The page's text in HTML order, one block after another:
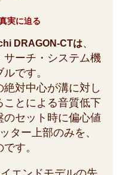
実に迫る
DRAGON-CTは、
サーチ・システム機
です。
対中心が溝に対し
ことによる音質低下
のセット時に偏心値
ター上部のみを、
す。